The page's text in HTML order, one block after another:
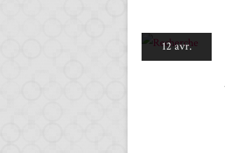
12 avr.